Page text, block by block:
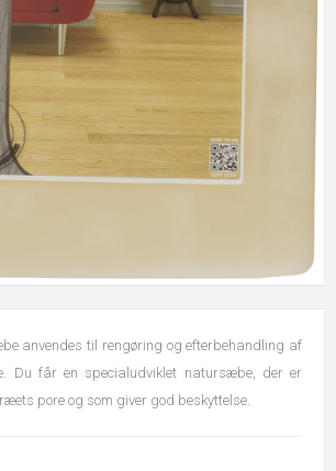
anvendes til rengøring og efterbehandling af
Du får en specialudviklet natursæbe, der er
pore og som giver god beskyttelse.